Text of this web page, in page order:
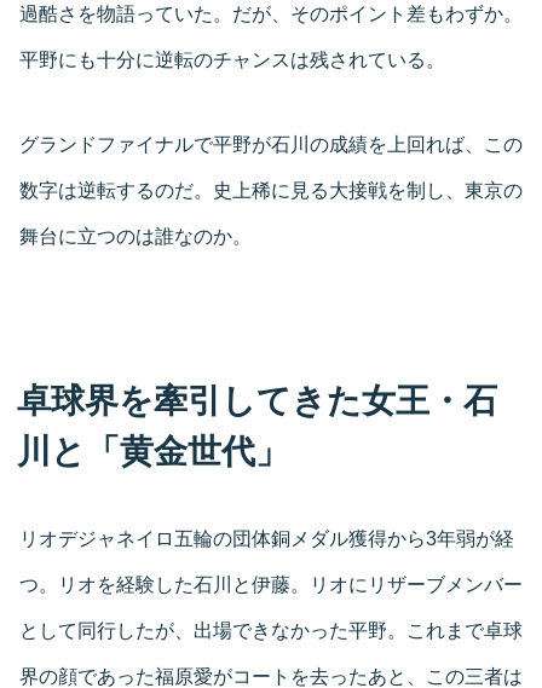
過酷さを物語っていた。だが、そのポイント差もわずか。
平野にも十分に逆転のチャンスは残されている。
グランドファイナルで平野が石川の成績を上回れば、この
数字は逆転するのだ。史上稀に見る大接戦を制し、東京の
舞台に立つのは誰なのか。
卓球界を牽引してきた女王・石
川と「黄金世代」
リオデジャネイロ五輪の団体銅メダル獲得から3年弱が経
つ。リオを経験した石川と伊藤。リオにリザーブメンバー
として同行したが、出場できなかった平野。これまで卓球
界の顔であった福原愛がコートを去ったあと、この三者は